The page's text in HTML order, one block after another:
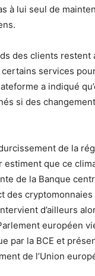
à lui seul de
des clients restent
services
a indiqué
si des
de la
que ce
de la Banque
des cryptomonnaies
d’ailleurs
européen
par la BCE et
de l’Union